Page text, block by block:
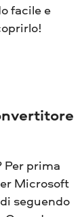
facile e
Per prima
Microsoft
seguendo